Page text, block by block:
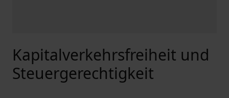
Kapitalverkehrsfreiheit und
Steuergerechtigkeit